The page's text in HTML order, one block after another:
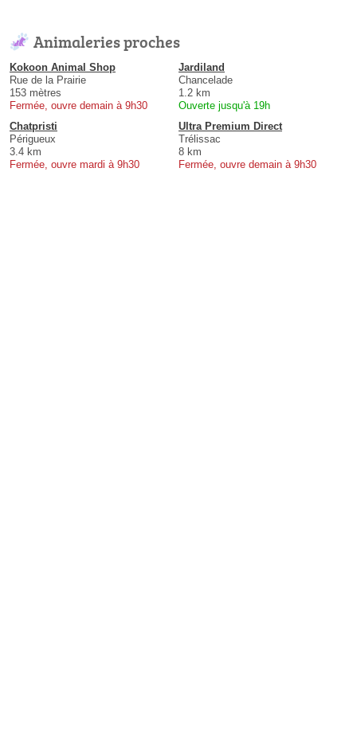
Animaleries proches
Kokoon Animal Shop
Rue de la Prairie
153 mètres
Fermée, ouvre demain à 9h30
Jardiland
Chancelade
1.2 km
Ouverte jusqu'à 19h
Chatpristi
Périgueux
3.4 km
Fermée, ouvre mardi à 9h30
Ultra Premium Direct
Trélissac
8 km
Fermée, ouvre demain à 9h30